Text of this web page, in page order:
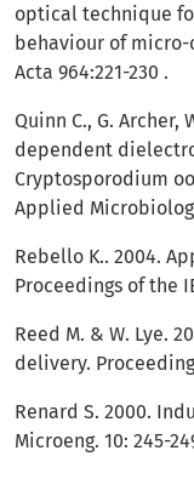
optical technique
behaviour of
Acta 964:221-230 .
Quinn C., G. Archer,
dependent
Cryptosporodium
Applied
Rebello K.. 2004.
Proceedings of the
Reed M. & W. Lye.
delivery.
Renard S. 2000.
Microeng. 10: 245-